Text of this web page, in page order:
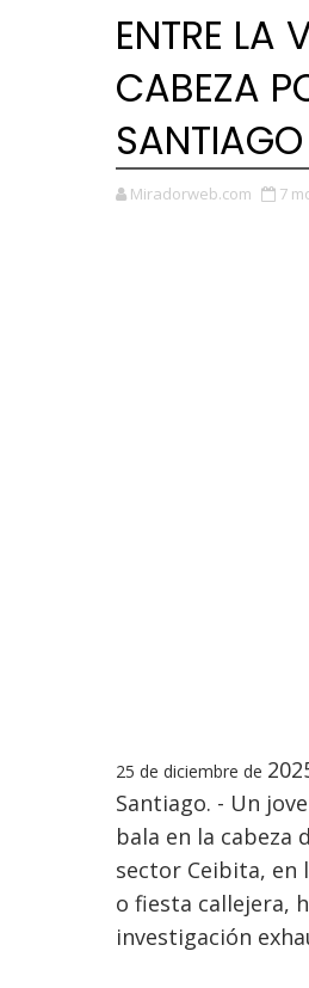
ENTRE LA
CABEZA
SANTIAGO
Miradorweb.com 7
25 de diciembre de
Santiago. - Un
bala en la cabeza
sector Ceibita, en
o fiesta callejera,
investigación